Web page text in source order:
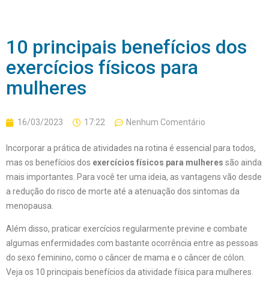
10 principais benefícios dos
exercícios físicos para
mulheres
16/03/2023 17:22 Nenhum Comentário
Incorporar a prática de atividades na rotina é essencial para todos,
mas os benefícios dos exercícios físicos para mulheres são ainda
mais importantes. Para você ter uma ideia, as vantagens vão desde
a redução do risco de morte até a atenuação dos sintomas da
menopausa.
Além disso, praticar exercícios regularmente previne e combate
algumas enfermidades com bastante ocorrência entre as pessoas
do sexo feminino, como o câncer de mama e o câncer de cólon.
Veja os 10 principais benefícios da atividade física para mulheres.